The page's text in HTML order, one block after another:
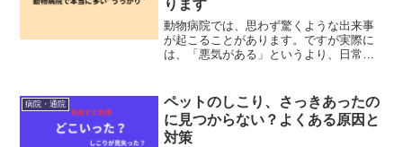
ります
動物病院では、思わず驚くような出来事
が起こることがあります。ですが実際に
は、「悪気がある」というより、日常の
いる時・説明が多い時は、誰でも混乱し
やすくなります。今回...
病院・通院
ペットのしこり、さっきあったの
に見つからない？よくある原因と
対策